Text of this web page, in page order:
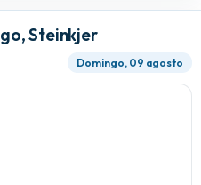
Steinkjer
Domingo, 09 agosto